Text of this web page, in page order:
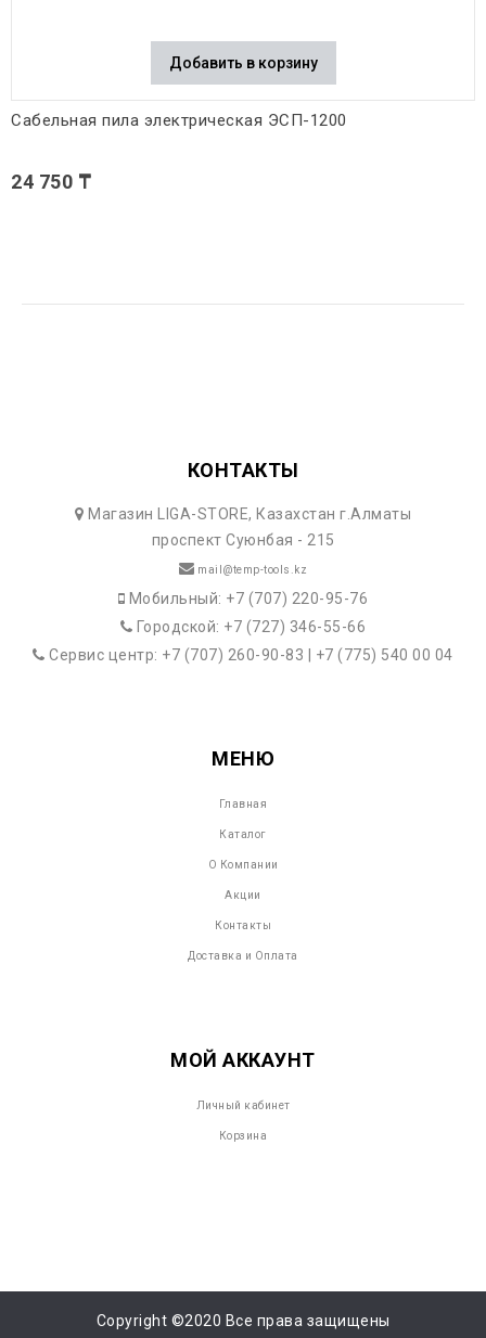
Добавить в корзину
Сабельная пила электрическая ЭСП-1200
24 750 ₸
КОНТАКТЫ
Магазин LIGA-STORE, Казахстан г.Алматы
проспект Суюнбая - 215
mail@temp-tools.kz
Мобильный: +7 (707) 220-95-76
Городской: +7 (727) 346-55-66
Сервис центр: +7 (707) 260-90-83 | +7 (775) 540 00 04
МЕНЮ
Главная
Каталог
О Компании
Акции
Контакты
Доставка и Оплата
МОЙ АККАУНТ
Личный кабинет
Корзина
Copyright ©2020 Все права защищены